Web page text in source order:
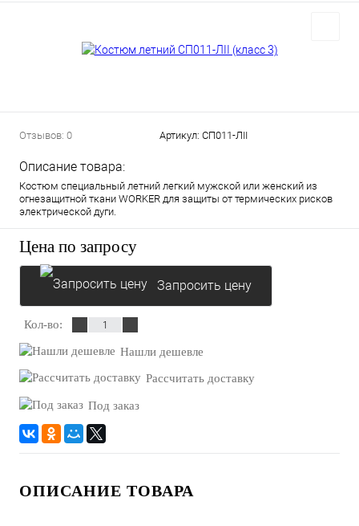
Отзывов: 0 Артикул: СП011-ЛII
Описание товара:
Костюм специальный летний легкий мужской или женский из
огнезащитной ткани WORKER для защиты от термических рисков
электрической дуги.
Цена по запросу
Запросить цену
Кол-во:
Нашли дешевле
Рассчитать доставку
Под заказ
ОПИСАНИЕ ТОВАРА